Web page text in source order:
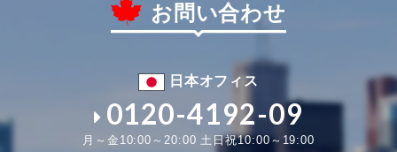
お問い合わせ
日本オフィス
0120-4192-09
月～金10:00～20:00 土日祝10:00～19:00